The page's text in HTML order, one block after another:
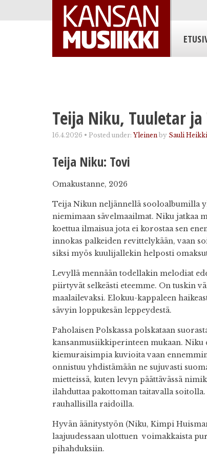
Teija Niku, Tuuletar
16.4.2026 • Posted under: Yleinen by Sauli
Teija Niku: Tovi
Omakustanne, 2026
Teija Nikun neljännellä sooloalbumilla
niemimaan sävelmaailmat. Niku jatkaa
koettua ilmaisua jota ei korostaa sen
innokas palkeiden revittelykään, vaan
siksi myös kuulijallekin helposti
Levyllä mennään todellakin melodiat
piirtyvät selkeästi eteemme. On tuskin
maalailevaksi. Elokuu-kappaleen
sävyin loppukesän leppeydestä.
Paholaisen Polskassa polskataan
kansanmusiikkiperinteen mukaan.
kiemuraisimpia kuvioita vaan
onnistuu yhdistämään ne sujuvasti
mietteissä, kuten levyn päättävässä
ilahduttaa pakottoman taitavalla
rauhallisilla raidoilla.
Hyvän äänitystyön (Niku, Kimpi
laajuudessaan ulottuen voimakkaista
pihahduksiin.